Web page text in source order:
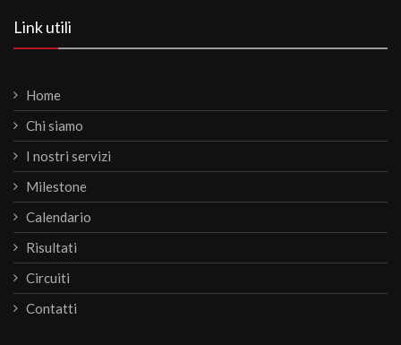
Link utili
Home
Chi siamo
I nostri servizi
Milestone
Calendario
Risultati
Circuiti
Contatti